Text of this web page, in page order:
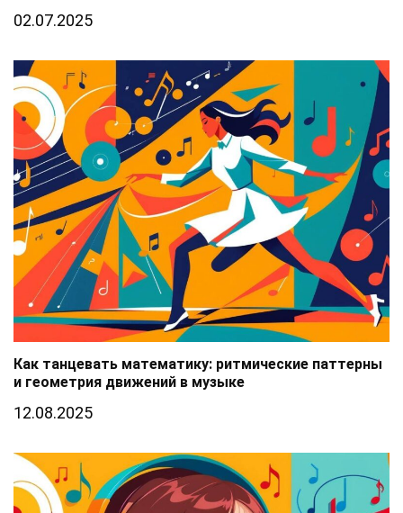
02.07.2025
Как танцевать математику: ритмические паттерны
и геометрия движений в музыке
12.08.2025